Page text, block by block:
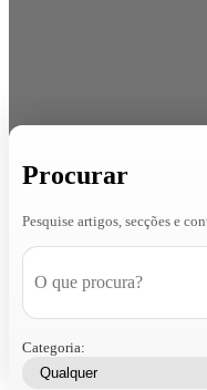
Procurar
Pesquise artigos, secções e
Categoria: